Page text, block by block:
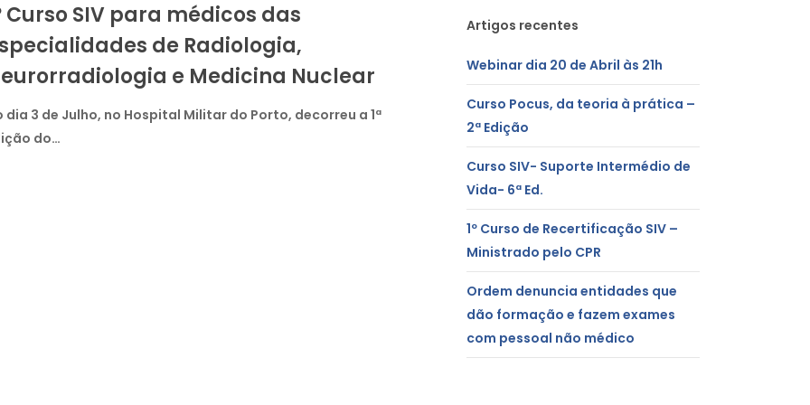
Curso SIV para médicos das
de Radiologia,
e Medicina Nuclear
dia 3 de Julho, no Hospital Militar do Porto, decorreu a 1ª
do…
Artigos recentes
Webinar dia 20 de Abril às 21h
Curso Pocus, da teoria à prática –
2ª Edição
Curso SIV- Suporte Intermédio de
Vida- 6ª Ed.
1º Curso de Recertificação SIV –
Ministrado pelo CPR
Ordem denuncia entidades que
dão formação e fazem exames
com pessoal não médico